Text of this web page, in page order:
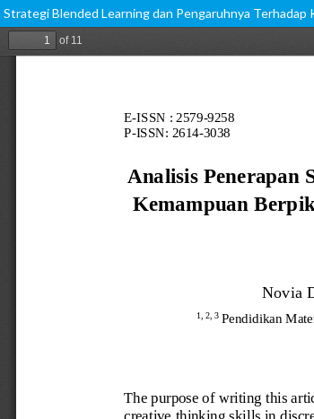
Blended Learning dan Pengaruhnya